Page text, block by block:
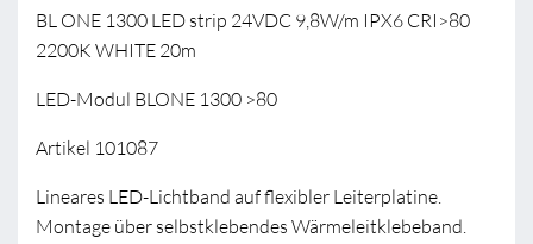
BL ONE 1300 LED strip 24VDC 9,8W/m IPX6 CRI>80
2200K WHITE 20m
LED-Modul BLONE 1300 >80
Artikel 101087
Lineares LED-Lichtband auf flexibler Leiterplatine.
Montage über selbstklebendes Wärmeleitklebeband.